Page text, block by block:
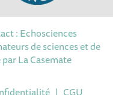
: Echosciences
de sciences et de
La Casemate